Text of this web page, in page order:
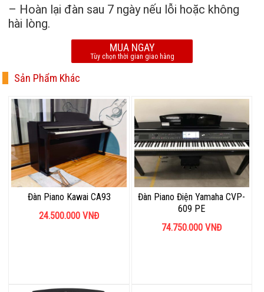
– Hoàn lại đàn sau 7 ngày nếu lỗi hoặc không
hài lòng.
MUA NGAY
Tùy chọn thời gian giao hàng
Sản Phẩm Khác
Đàn Piano Kawai CA93
24.500.000 VNĐ
Đàn Piano Điện Yamaha CVP-
609 PE
74.750.000 VNĐ